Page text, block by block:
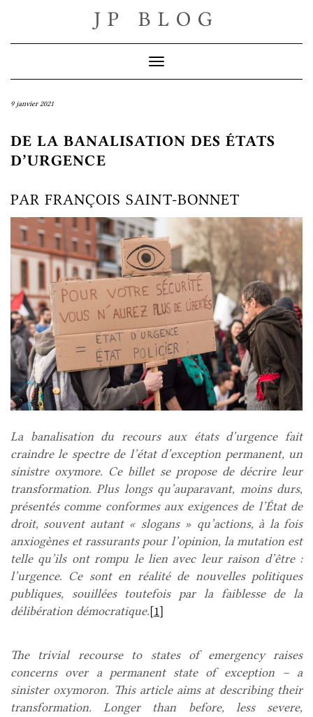
JP BLOG
Toggle Navigation
9 janvier 2021
DE LA BANALISATION DES ÉTATS
D’URGENCE
PAR FRANÇOIS SAINT-BONNET
La banalisation du recours aux états d’urgence fait
craindre le spectre de l’état d’exception permanent, un
sinistre oxymore. Ce billet se propose de décrire leur
transformation. Plus longs qu’auparavant, moins durs,
présentés comme conformes aux exigences de l’État de
droit, souvent autant « slogans » qu’actions, à la fois
anxiogènes et rassurants pour l’opinion, la mutation est
telle qu’ils ont rompu le lien avec leur raison d’être :
l’urgence. Ce sont en réalité de nouvelles politiques
publiques, souillées toutefois par la faiblesse de la
délibération démocratique.[1]
The trivial recourse to states of emergency raises
concerns over a permanent state of exception – a
sinister oxymoron. This article aims at describing their
transformation. Longer than before, less severe,